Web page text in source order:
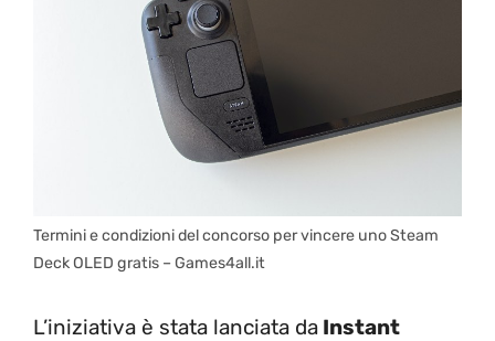
Termini e condizioni del concorso per vincere uno Steam
Deck OLED gratis – Games4all.it
L’iniziativa è stata lanciata da Instant